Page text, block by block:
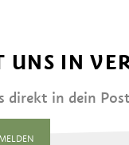
UNS IN
direkt in dein